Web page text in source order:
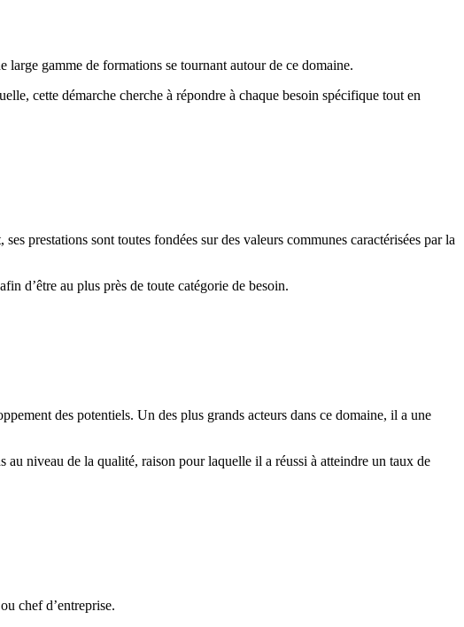
gamme de formations se tournant autour de ce domaine.
cette démarche cherche à répondre à chaque besoin spécifique tout en
prestations sont toutes fondées sur des valeurs communes caractérisées par la
d’être au plus près de toute catégorie de besoin.
des potentiels. Un des plus grands acteurs dans ce domaine, il a une
niveau de la qualité, raison pour laquelle il a réussi à atteindre un taux de
chef d’entreprise.